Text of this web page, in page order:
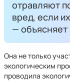
отравляют
вред, если
—
Она не только
экологическим
проводила